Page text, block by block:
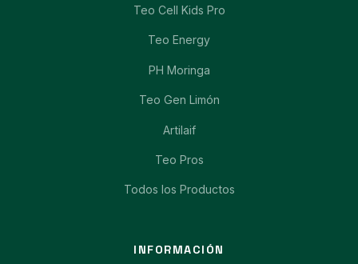
Teo Cell Kids Pro
Teo Energy
PH Moringa
Teo Gen Limón
Artilaif
Teo Pros
Todos los Productos
INFORMACIÓN